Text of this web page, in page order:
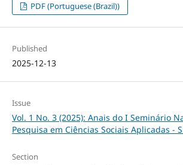
PDF (Portuguese (Brazil))
Published
2025-12-13
Issue
Vol. 1 No. 3 (2025): Anais do I Seminário
Pesquisa em Ciências Sociais Aplicadas -
Section